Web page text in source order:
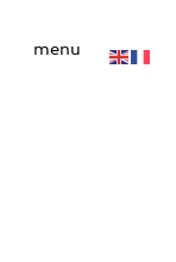
menu